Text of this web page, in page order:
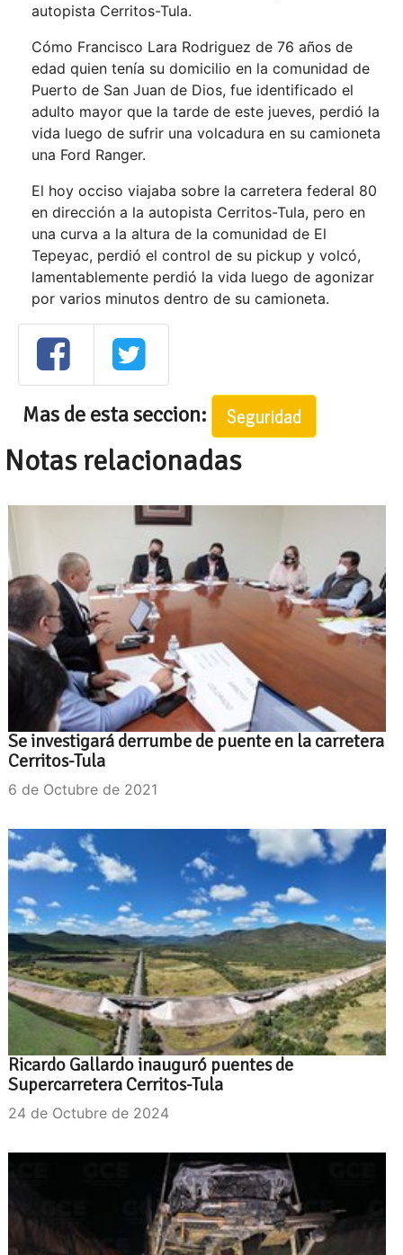
autopista Cerritos-Tula.
Cómo Francisco Lara Rodriguez de 76 años de
edad quien tenía su domicilio en la comunidad de
Puerto de San Juan de Dios, fue identificado el
adulto mayor que la tarde de este jueves, perdió la
vida luego de sufrir una volcadura en su camioneta
una Ford Ranger.
El hoy occiso viajaba sobre la carretera federal 80
en dirección a la autopista Cerritos-Tula, pero en
una curva a la altura de la comunidad de El
Tepeyac, perdió el control de su pickup y volcó,
lamentablemente perdió la vida luego de agonizar
por varios minutos dentro de su camioneta.
Mas de esta seccion: Seguridad
Notas relacionadas
Se investigará derrumbe de puente en la carretera
Cerritos-Tula
6 de Octubre de 2021
Ricardo Gallardo inauguró puentes de
Supercarretera Cerritos-Tula
24 de Octubre de 2024